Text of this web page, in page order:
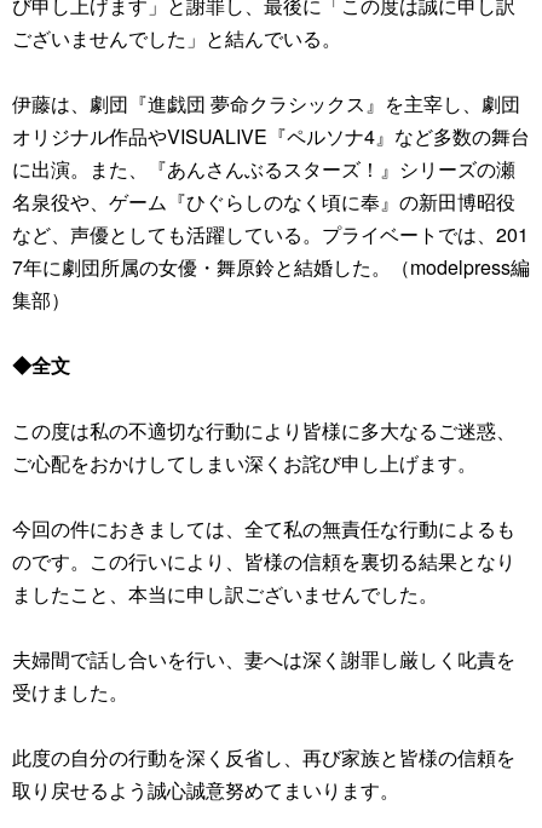
ございませんでした」と結んでいる。
伊藤は、劇団『進戯団 夢命クラシックス』を主宰し、劇団
オリジナル作品やVISUALIVE『ペルソナ4』など多数の舞台
に出演。また、『あんさんぶるスターズ！』シリーズの瀬
名泉役や、ゲーム『ひぐらしのなく頃に奉』の新田博昭役
など、声優としても活躍している。プライベートでは、201
7年に劇団所属の女優・舞原鈴と結婚した。（modelpress編
集部）
◆全文
この度は私の不適切な行動により皆様に多大なるご迷惑、
ご心配をおかけしてしまい深くお詫び申し上げます。
今回の件におきましては、全て私の無責任な行動によるも
のです。この行いにより、皆様の信頼を裏切る結果となり
ましたこと、本当に申し訳ございませんでした。
夫婦間で話し合いを行い、妻へは深く謝罪し厳しく叱責を
受けました。
此度の自分の行動を深く反省し、再び家族と皆様の信頼を
取り戻せるよう誠心誠意努めてまいります。